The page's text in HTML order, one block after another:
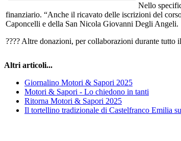
Nello
finanziario. “Anche il ricavato delle iscrizioni del
Caponcelli e della San Nicola Giovanni Degli Angeli.
???? Altre donazioni, per collaborazioni durante tutto
Altri articoli...
Giornalino Motori & Sapori 2025
Motori & Sapori - Lo chiedono in tanti
Ritorna Motori & Sapori 2025
Il tortellino tradizionale di Castelfranco Emilia